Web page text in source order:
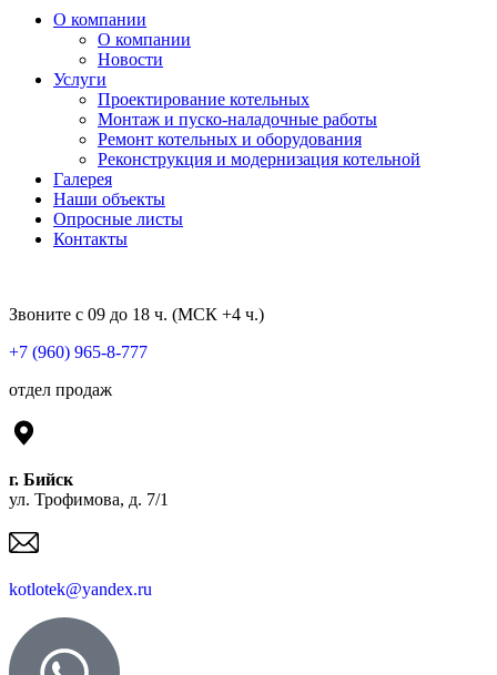
О компании
О компании
Новости
Услуги
Проектирование котельных
Монтаж и пуско-наладочные работы
Ремонт котельных и оборудования
Реконструкция и модернизация котельной
Галерея
Наши объекты
Опросные листы
Контакты
Звоните с 09 до 18 ч. (МСК +4 ч.)
+7 (960) 965-8-777
отдел продаж
г. Бийск
ул. Трофимова, д. 7/1
kotlotek@yandex.ru